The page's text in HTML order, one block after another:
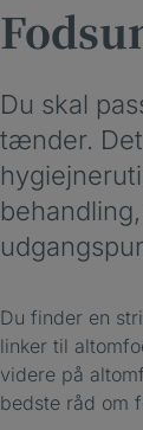
Du skal
tænder.
Du finder en
linker til
videre på
bedste råd om